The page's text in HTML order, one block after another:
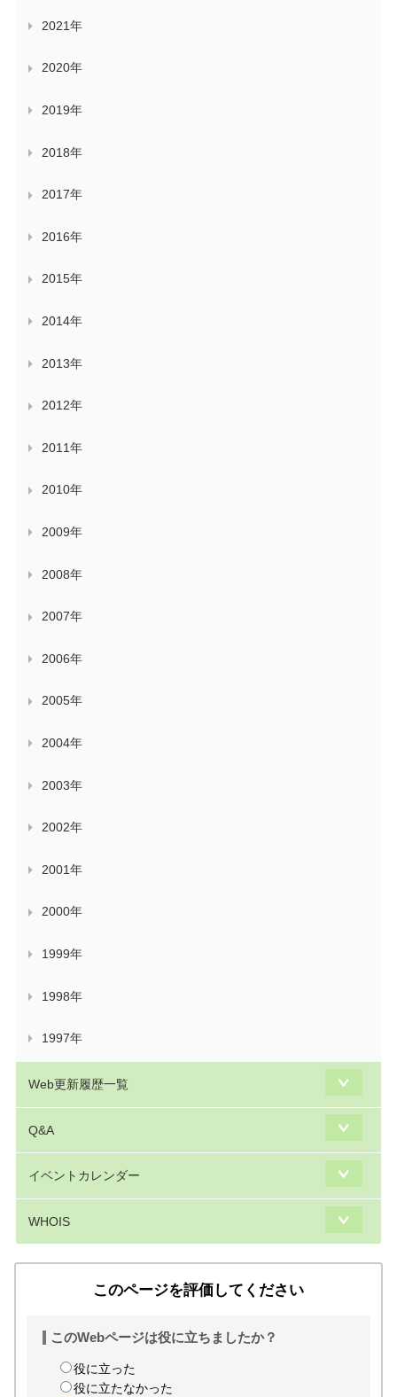
2021年
2020年
2019年
2018年
2017年
2016年
2015年
2014年
2013年
2012年
2011年
2010年
2009年
2008年
2007年
2006年
2005年
2004年
2003年
2002年
2001年
2000年
1999年
1998年
1997年
Web更新履歴一覧
Q&A
イベントカレンダー
WHOIS
このページを評価してください
このWebページは役に立ちましたか？
役に立った
役に立たなかった